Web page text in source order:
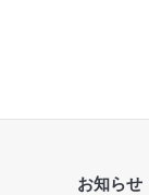
お知らせ